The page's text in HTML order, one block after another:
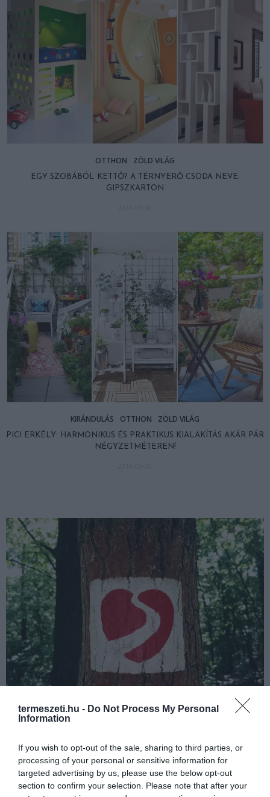
termeszeti.hu - Do Not Process My Personal
Information
If you wish to opt-out of the sale, sharing to third parties, or
processing of your personal or sensitive information for
targeted advertising by us, please use the below opt-out
section to confirm your selection. Please note that after your
OTTHON ZÖLD VILÁG
EGY SZOBÁBÓL KETTŐ? A TÉRNYERŐ CSODA NEVE:
GIPSZKARTON
KIRÁNDULÁS OTTHON ZÖLD VILÁG
PICI ERKÉLY: HARMONIKUS ÉS PRAKTIKUS KIALAKÍTÁS AKÁR PÁR
NÉGYZETMÉTEREN!
SZEPTEMBER UTOLSÓ VASÁRNAPJA: A SZÍV VILÁGNAPJA!
2016-09-29